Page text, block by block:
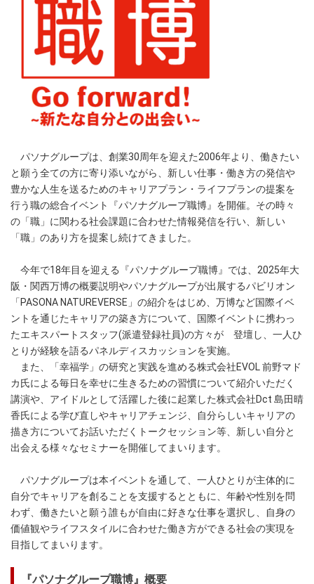
パソナグループは、創業30周年を迎えた2006年より、働きたい
と願う全ての方に寄り添いながら、新しい仕事・働き方の発信や
豊かな人生を送るためのキャリアプラン・ライフプランの提案を
行う職の総合イベント『パソナグループ職博』を開催。その時々
の「職」に関わる社会課題に合わせた情報発信を行い、新しい
「職」のあり方を提案し続けてきました。
今年で18年目を迎える『パソナグループ職博』では、2025年大
阪・関西万博の概要説明やパソナグループが出展するパビリオン
「PASONA NATUREVERSE」の紹介をはじめ、万博など国際イベ
ントを通じたキャリアの築き方について、国際イベントに携わっ
たエキスパートスタッフ(派遣登録社員)の方々が 登壇し、一人ひ
とりが経験を語るパネルディスカッションを実施。
また、「幸福学」の研究と実践を進める株式会社EVOL 前野マド
カ氏による毎日を幸せに生きるための習慣について紹介いただく
講演や、アイドルとして活躍した後に起業した株式会社Dct 島田晴
香氏による学び直しやキャリアチェンジ、自分らしいキャリアの
描き方についてお話いただくトークセッション等、新しい自分と
出会える様々なセミナーを開催してまいります。
パソナグループは本イベントを通して、一人ひとりが主体的に
自分でキャリアを創ることを支援するとともに、年齢や性別を問
わず、働きたいと願う誰もが自由に好きな仕事を選択し、自身の
価値観やライフスタイルに合わせた働き方ができる社会の実現を
目指してまいります。
『パソナグループ職博』概要